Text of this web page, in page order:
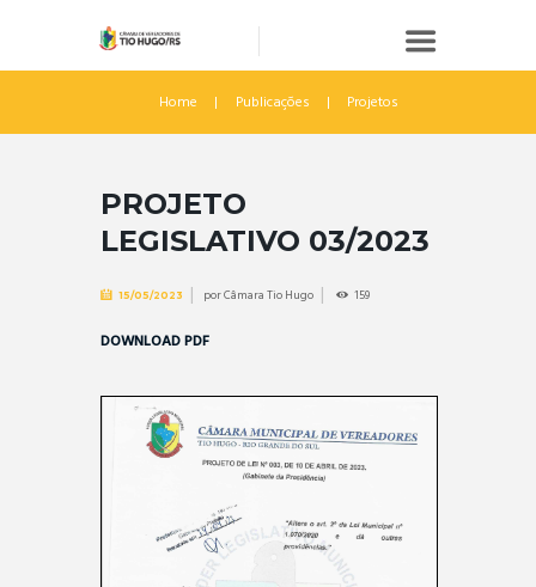
Home Publicações Projetos
PROJETO
LEGISLATIVO 03/2023
15/05/2023 porCâmara Tio Hugo 159
DOWNLOAD PDF